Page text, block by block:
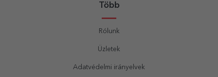
Több
Rólunk
Üzletek
Adatvédelmi irányelvek